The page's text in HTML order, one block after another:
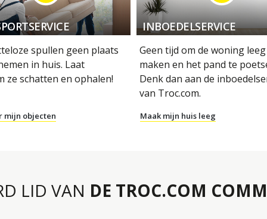
spullen geen plaats
in huis. Laat
ze schatten en ophalen!
mijn objecten
INBOEDELSERVICE
Geen tijd om de woning
maken en het pand te
Denk dan aan de
van Troc.com.
Maak mijn huis leeg
LID VAN DE TROC.COM